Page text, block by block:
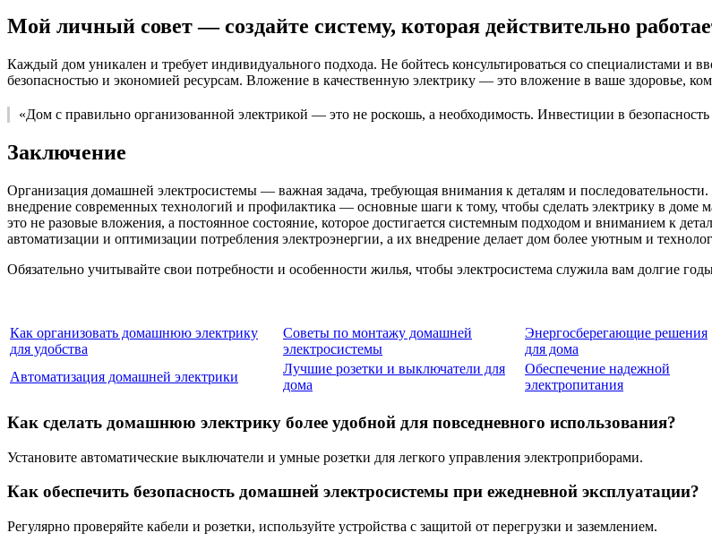
Мой личный совет — создайте систему, которая действительно
Каждый дом уникален и требует индивидуального подхода. Не бойтесь консультироваться со специалистами и
безопасностью и экономией ресурсам. Вложение в качественную электрику — это вложение в ваше здоровье,
«Дом с правильно организованной электрикой — это не роскошь, а необходимость. Инвестиции в
Заключение
Организация домашней электросистемы — важная задача, требующая внимания к деталям и
внедрение современных технологий и профилактика — основные шаги к тому, чтобы сделать электрику в
это не разовые вложения, а постоянное состояние, которое достигается системным подходом и вниманием к
автоматизации и оптимизации потребления электроэнергии, а их внедрение делает дом более уютным и
Обязательно учитывайте свои потребности и особенности жилья, чтобы электросистема служила вам долгие
Как организовать домашнюю электрику
для удобства
Советы по монтажу домашней
электросистемы
Энергосберегающие решения
для дома
Автоматизация домашней электрики
Лучшие розетки и выключатели для
дома
Обеспечение надежной
электропитания
Как сделать домашнюю электрику более удобной для повседневного использования?
Установите автоматические выключатели и умные розетки для легкого управления электроприборами.
Как обеспечить безопасность домашней электросистемы при ежедневной эксплуатации?
Регулярно проверяйте кабели и розетки, используйте устройства с защитой от перегрузки и заземлением.